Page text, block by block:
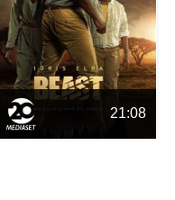
21:08